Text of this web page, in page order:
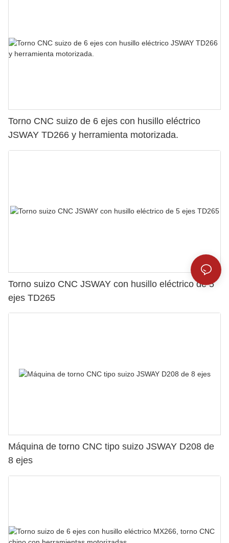
Torno CNC suizo de 6 ejes con husillo eléctrico
JSWAY TD266 y herramienta motorizada.
Torno suizo CNC JSWAY con husillo eléctrico de 5
ejes TD265
Máquina de torno CNC tipo suizo JSWAY D208 de
8 ejes